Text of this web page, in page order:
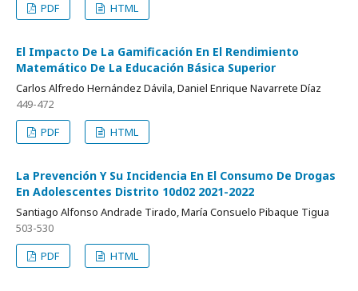
PDF
HTML
El Impacto De La Gamificación En El Rendimiento
Matemático De La Educación Básica Superior
Carlos Alfredo Hernández Dávila, Daniel Enrique Navarrete Díaz
449-472
PDF
HTML
La Prevención Y Su Incidencia En El Consumo De Drogas
En Adolescentes Distrito 10d02 2021-2022
Santiago Alfonso Andrade Tirado, María Consuelo Pibaque Tigua
503-530
PDF
HTML